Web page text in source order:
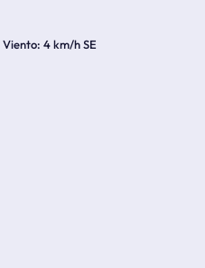
Viento 4 km/h SE